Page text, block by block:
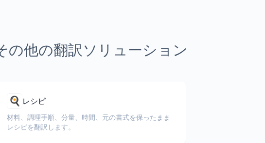
の他の翻訳ソリューション
🍳 レシピ
材料、調理手順、分量、時間、元の書式を保ったまま
レシピを翻訳します。